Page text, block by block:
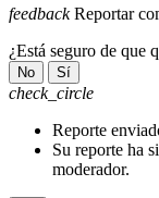
feedback Reportar
¿Está seguro de que
No Sí
check_circle
Reporte
Su reporte ha
moderador.